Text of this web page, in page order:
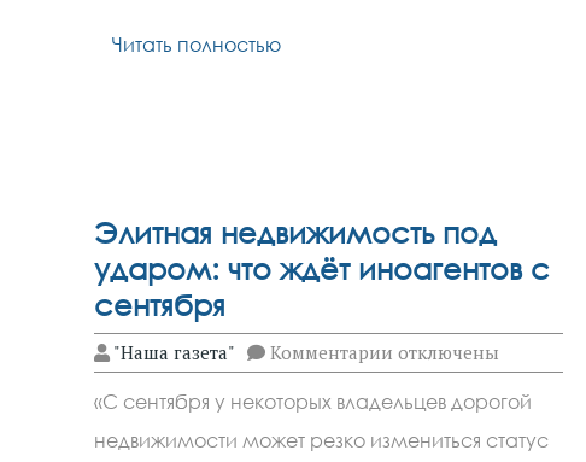
Читать полностью
Элитная недвижимость под
ударом: что ждёт иноагентов с
сентября
"Наша газета" Комментариик
записи
недвижимость
под
ударом:
отключены
«С сентября у некоторых владельцев дорогой
недвижимости может резко измениться статус